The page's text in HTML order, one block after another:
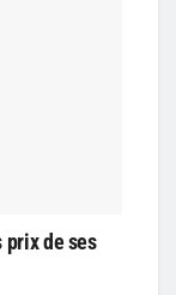
prix de ses